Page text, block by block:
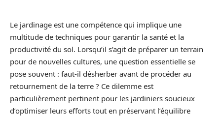
Le jardinage est une compétence qui implique une
multitude de techniques pour garantir la santé et la
productivité du sol. Lorsqu’il s’agit de préparer un terrain
pour de nouvelles cultures, une question essentielle se
pose souvent : faut-il désherber avant de procéder au
retournement de la terre ? Ce dilemme est
particulièrement pertinent pour les jardiniers soucieux
d’optimiser leurs efforts tout en préservant l’équilibre